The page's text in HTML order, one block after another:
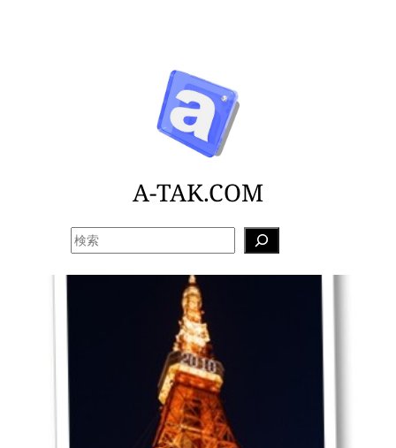
A-TAK.COM